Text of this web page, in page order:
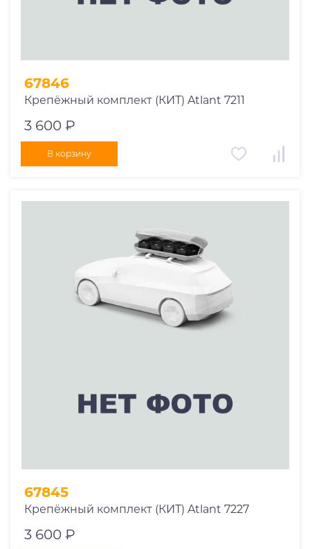
67846
Крепёжный комплект (КИТ) Atlant 7211
3 600 ₽
В корзину
67845
Крепёжный комплект (КИТ) Atlant 7227
3 600 ₽